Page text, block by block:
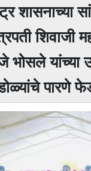
शिवाजी
भोसले
पारणे